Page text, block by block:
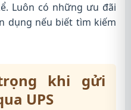
Luôn có những ưu đãi
dụng nếu biết tìm kiếm
khi gửi
UPS